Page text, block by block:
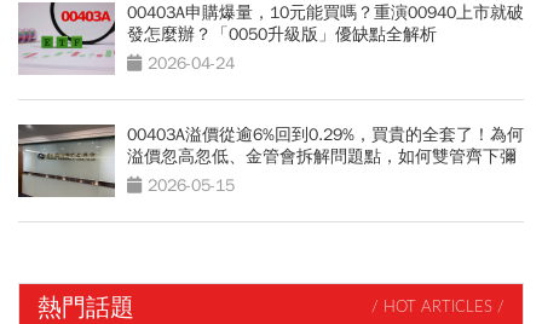
00403A申購爆量，10元能買嗎？重演00940上市就破
發怎麼辦？「0050升級版」優缺點全解析
2026-04-24
00403A溢價從逾6%回到0.29%，買貴的全套了！為何
溢價忽高忽低、金管會拆解問題點，如何雙管齊下彌
平溢價？
2026-05-15
熱門話題 / HOT ARTICLES /